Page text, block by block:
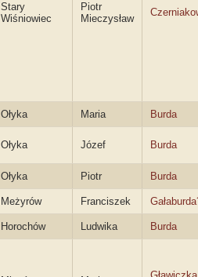
Stary
Wiśniowiec
Piotr
Mieczysław
Ołyka Maria Burda
Ołyka Józef Burda
Ołyka Piotr Burda
Meżyrów Franciszek
Horochów Ludwika Burda